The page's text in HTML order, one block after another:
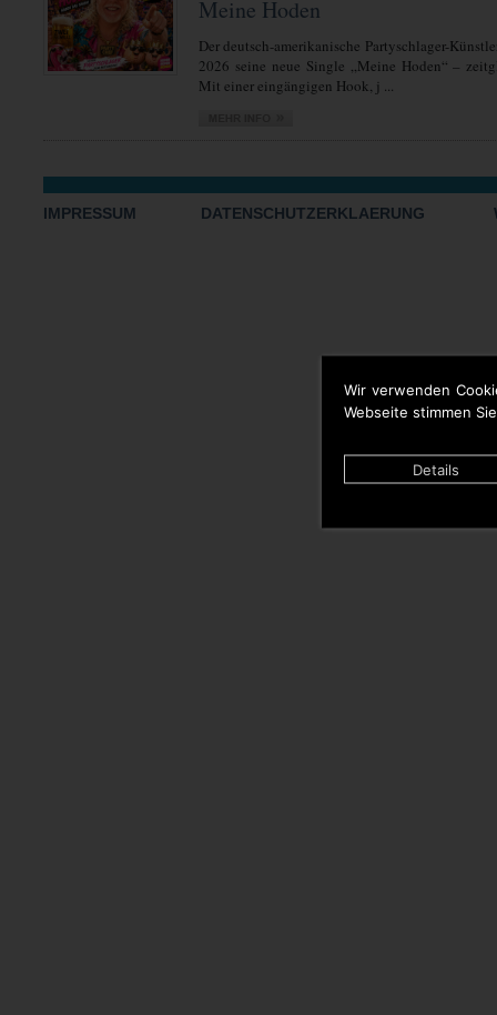
Wir verwenden
Webseite stimmen
Details
Meine Hoden
Der deutsch-amerikanische Partyschlager-
2026 seine neue Single „Meine Hoden“ –
Mit einer eingängigen Hook, j ...
IMPRESSUM DATENSCHUTZERKLAERUNG